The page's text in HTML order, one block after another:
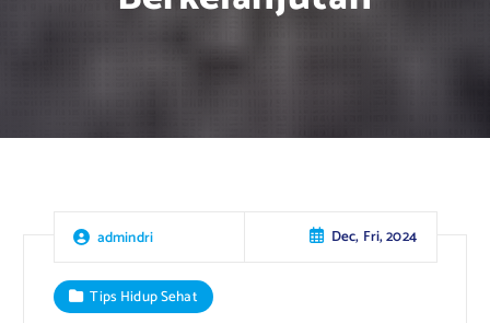
admindri Dec, Fri, 2024
Tips Hidup Sehat